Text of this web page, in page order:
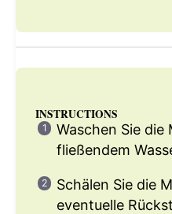
INSTRUCTIONS
Waschen Sie
fließendem
Schälen Sie die
eventuelle